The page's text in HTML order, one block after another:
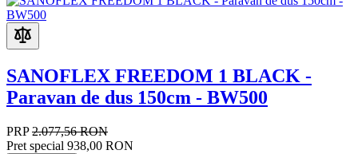
SANOFLEX FREEDOM 1 BLACK -
Paravan de dus 150cm - BW500
PRP 2.077,56 RON
Pret special 938,00 RON